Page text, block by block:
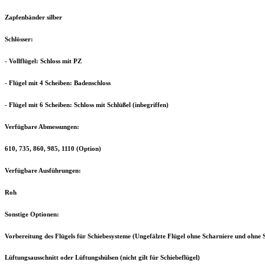
Zapfenbänder silber
Schlösser:
- Vollflügel: Schloss mit PZ
- Flügel mit 4 Scheiben: Badenschloss
- Flügel mit 6 Scheiben: Schloss mit Schlüßel (inbegriffen)
Verfügbare Abmessungen:
610, 735, 860, 985, 1110 (Option)
Verfügbare Ausführungen:
Roh
Sonstige Optionen:
Vorbereitung des Flügels für Schiebesysteme (Ungefälzte Flügel ohne Scharniere und ohne
Lüftungsausschnitt oder Lüftungshülsen (nicht gilt für Schiebeflügel)